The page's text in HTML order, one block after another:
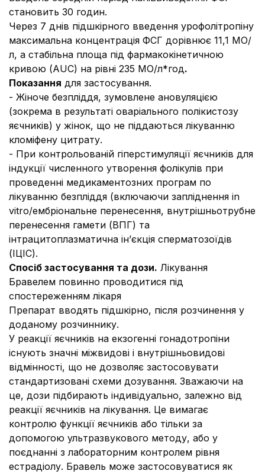
становить 30 годин.
Через 7 днів підшкірного введення урофолітропіну
максимальна концентрація ФСГ дорівнює 11,1 МО/
л, а стабільна площа під фармакокінетичною
кривою (AUC) на рівні 235 МО/л*год.
Показання для застосування.
- Жіноче безпліддя, зумовлене ановуляцією
(зокрема в результаті оваріального полікистозу
яєчників) у жінок, що не піддаються лікуванню
кломіфену цитрату.
- При контрольованій гіперстимуляції яєчників для
індукції численного утворення фолікулів при
проведенні медикаментозних програм по
лікуванню безпліддя (включаючи запліднення in
vitro/ембріональне перенесення, внутрішньотрубне
перенесення гамети (ВПГ) та
інтрацитоплазматична ін’єкція сперматозоїдів
(ІЦIС).
Спосіб застосування та дози. Лікування
Бравелем повинно проводитися під
спостереженням лікаря
Препарат вводять підшкірно, після розчинення у
доданому розчиннику.
У реакції яєчників на екзогенні гонадотропіни
існують значні міжвидові і внутрішньовидові
відмінності, що не дозволяє застосовувати
стандартизовані схеми дозування. Зважаючи на
це, дози підбирають індивідуально, залежно від
реакції яєчників на лікування. Це вимагає
контролю функції яєчників або тільки за
допомогою ультразвукового методу, або у
поєднанні з лабораторним контролем рівня
естрадіолу. Бравель може застосовуватися як